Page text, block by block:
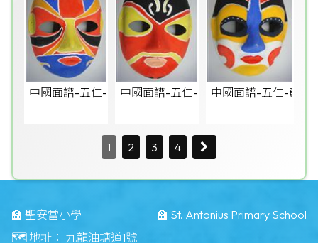
中國面譜-五仁-伍梓喆中國面譜-五仁-梁煥愉中國面譜-五仁-蘇文
1 2 3 4
🏫 聖安當小學
🏫 St. Antonius Primary School
🗺️ 地址： 九龍油塘道1號